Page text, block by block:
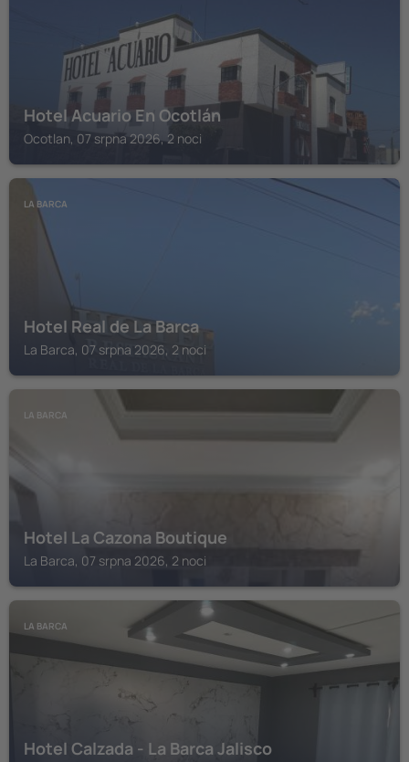
Hotel Acuario En Ocotlán
Ocotlan, 07 srpna 2026, 2 noci
LA BARCA
Hotel Real de La Barca
La Barca, 07 srpna 2026, 2 noci
LA BARCA
Hotel La Cazona Boutique
La Barca, 07 srpna 2026, 2 noci
LA BARCA
Hotel Calzada - La Barca Jalisco